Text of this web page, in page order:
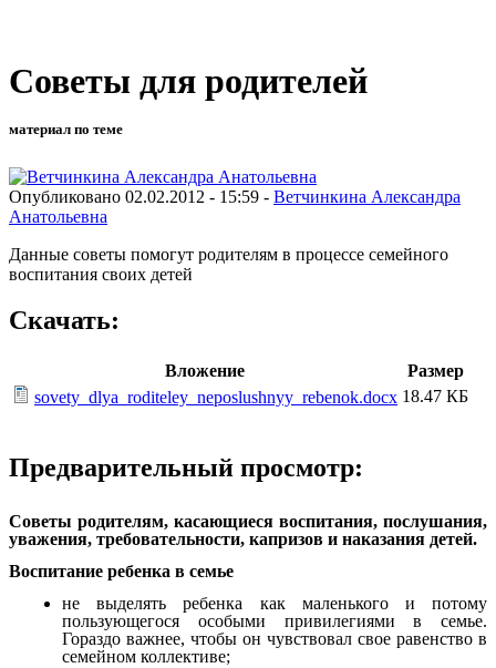
Советы для родителей
материал по теме
Опубликовано 02.02.2012 - 15:59 - Ветчинкина Александра
Анатольевна
Данные советы помогут родителям в процессе семейного
воспитания своих детей
Скачать:
Вложение
Размер
sovety_dlya_roditeley_neposlushnyy_rebenok.docx 18.47 КБ
Предварительный просмотр:
Советы родителям, касающиеся воспитания, послушания,
уважения, требовательности, капризов и наказания детей.
Воспитание ребенка в семье
не выделять ребенка как маленького и потому
пользующегося особыми привилегиями в семье.
Гораздо важнее, чтобы он чувствовал свое равенство в
семейном коллективе;